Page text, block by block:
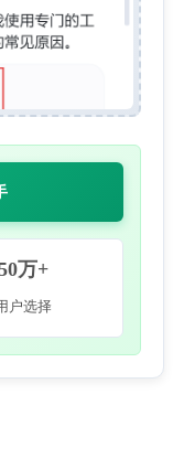
万+
户选择